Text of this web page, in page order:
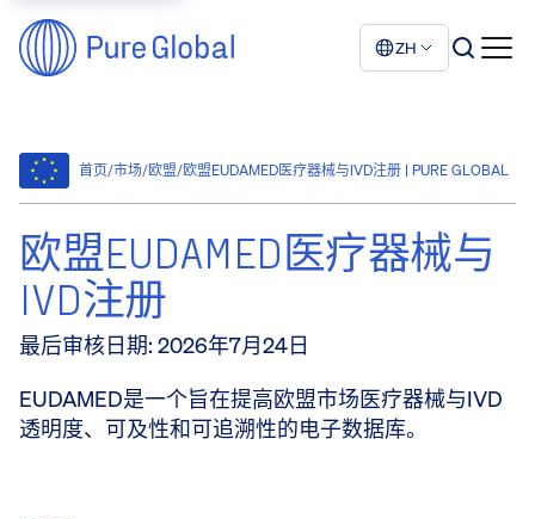
ZH
首页/市场/欧盟/欧盟EUDAMED医疗器械与IVD注册 | PURE GLOBAL
欧盟EUDAMED医疗器械与
IVD注册
最后审核日期: 2026年7月24日
EUDAMED是一个旨在提高欧盟市场医疗器械与IVD
透明度、可及性和可追溯性的电子数据库。